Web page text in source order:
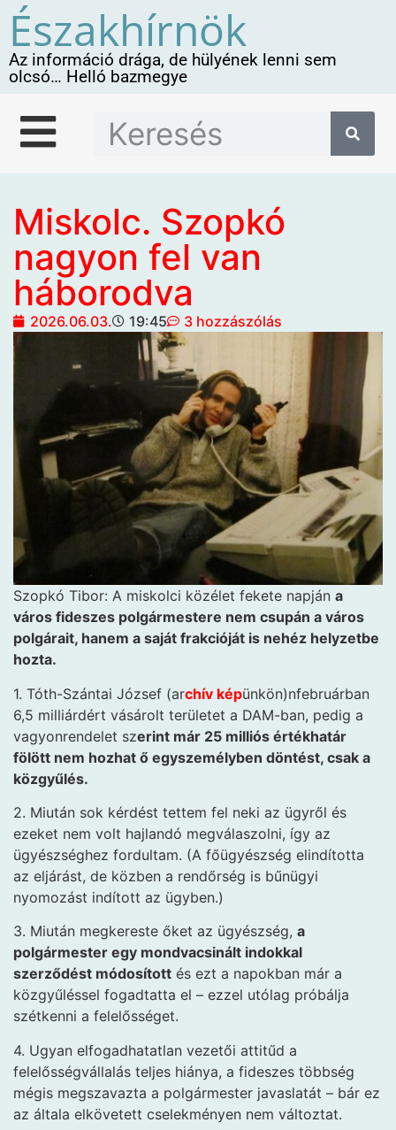
Északhírnök
Az információ drága, de hülyének lenni sem
olcsó… Helló bazmegye
Miskolc. Szopkó
nagyon fel van
háborodva
2026.06.03. 19:45 3 hozzászólás
Szopkó Tibor: A miskolci közélet fekete napján a
város fideszes polgármestere nem csupán a város
polgárait, hanem a saját frakcióját is nehéz helyzetbe
hozta.
1. Tóth-Szántai József (archív képünkön)nfebruárban
6,5 milliárdért vásárolt területet a DAM-ban, pedig a
vagyonrendelet szerint már 25 milliós értékhatár
fölött nem hozhat ő egyszemélyben döntést, csak a
közgyűlés.
2. Miután sok kérdést tettem fel neki az ügyről és
ezeket nem volt hajlandó megválaszolni, így az
ügyészséghez fordultam. (A főügyészség elindította
az eljárást, de közben a rendőrség is bűnügyi
nyomozást indított az ügyben.)
3. Miután megkereste őket az ügyészség, a
polgármester egy mondvacsinált indokkal
szerződést módosított és ezt a napokban már a
közgyűléssel fogadtatta el – ezzel utólag próbálja
szétkenni a felelősséget.
4. Ugyan elfogadhatatlan vezetői attitűd a
felelősségvállalás teljes hiánya, a fideszes többség
mégis megszavazta a polgármester javaslatát – bár ez
az általa elkövetett cselekményen nem változtat.